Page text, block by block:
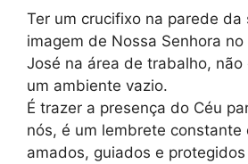
Ter um crucifixo na parede da
imagem de Nossa Senhora
José na área de trabalho,
um ambiente vazio.
É trazer a presença do Céu
nós, é um lembrete constante
amados, guiados e